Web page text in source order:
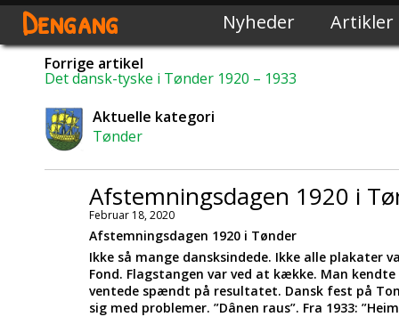
Dengang Nyheder Artikler
Forrige artikel
Det dansk-tyske i Tønder 1920 – 1933
Aktuelle kategori
Tønder
Afstemningsdagen 1920 i
Februar 18, 2020
Afstemningsdagen 1920 i Tønder
Ikke så mange dansksindede. Ikke alle plakater
Fond. Flagstangen var ved at kække. Man
ventede spændt på resultatet. Dansk fest på
sig med problemer. ”Dânen raus”. Fra 1933: